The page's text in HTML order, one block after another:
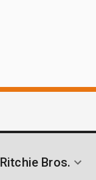
Ritchie Bros.